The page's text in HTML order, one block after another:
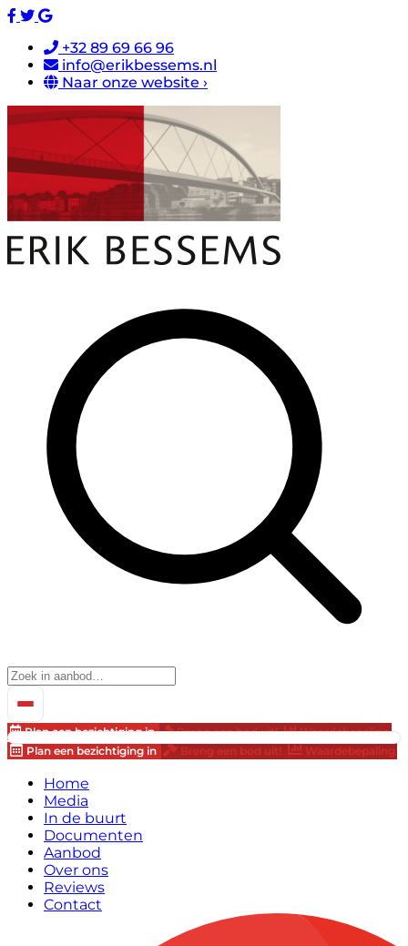
+32 89 69 66 96
info@erikbessems.nl
Naar onze website ›
Plan een bezichtiging in Breng een bod uit!
Waardebepaling
Plan een bezichtiging in
Breng een bod uit! Waardebepaling
Home
Media
In de buurt
Documenten
Aanbod
Over ons
Reviews
Contact